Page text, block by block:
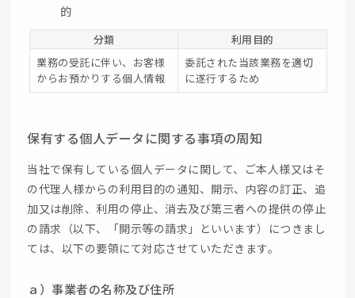
的
分類
利用目的
業務の受託に伴い、お客様
からお預かりする個人情報
委託された当該業務を適切
に遂行するため
保有する個人データに関する事項の周知
当社で保有している個人データに関して、ご本人様又はそ
の代理人様からの利用目的の通知、開示、内容の訂正、追
加又は削除、利用の停止、消去及び第三者への提供の停止
の請求（以下、「開示等の請求」といいます）につきまし
ては、以下の要領にて対応させていただきます。
ａ）事業者の名称及び住所